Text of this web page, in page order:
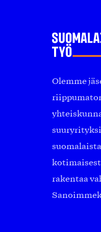
Olemme
rakentaa